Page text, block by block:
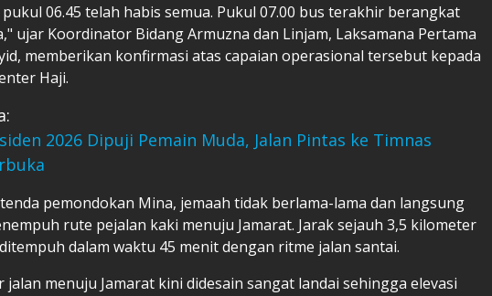
pukul 06.45 telah habis semua. Pukul 07.00 bus terakhir berangkat
ujar Koordinator Bidang Armuzna dan Linjam, Laksamana Pertama
memberikan konfirmasi atas capaian operasional tersebut kepada
Haji.
2026 Dipuji Pemain Muda, Jalan Pintas ke Timnas
pemondokan Mina, jemaah tidak berlama-lama dan langsung
rute pejalan kaki menuju Jamarat. Jarak sejauh 3,5 kilometer
dalam waktu 45 menit dengan ritme jalan santai.
menuju Jamarat kini didesain sangat landai sehingga elevasi